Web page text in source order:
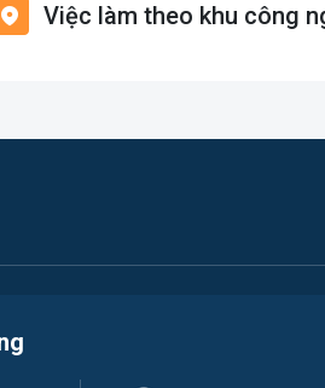
Phòng
Việc làm Cái Khế
làm Phước Thới
Việc làm theo khu công